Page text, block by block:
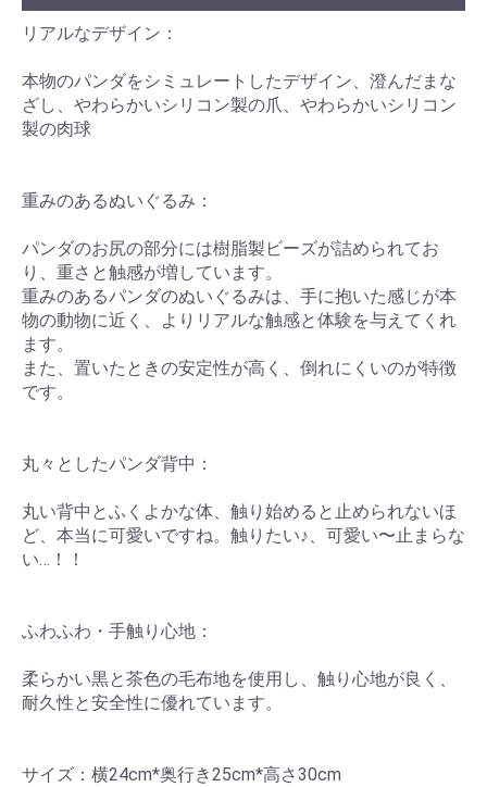
リアルなデザイン：
本物のパンダをシミュレートしたデザイン、澄んだまな
ざし、やわらかいシリコン製の爪、やわらかいシリコン
製の肉球
重みのあるぬいぐるみ：
パンダのお尻の部分には樹脂製ビーズが詰められてお
り、重さと触感が増しています。
重みのあるパンダのぬいぐるみは、手に抱いた感じが本
物の動物に近く、よりリアルな触感と体験を与えてくれ
ます。
また、置いたときの安定性が高く、倒れにくいのが特徴
です。
丸々としたパンダ背中：
丸い背中とふくよかな体、触り始めると止められないほ
ど、本当に可愛いですね。触りたい♪、可愛い〜止まらな
い…！！
ふわふわ・手触り心地：
柔らかい黒と茶色の毛布地を使用し、触り心地が良く、
耐久性と安全性に優れています。
サイズ：横24cm*奥行き25cm*高さ30cm